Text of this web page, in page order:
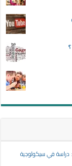
: دراسة في سيكولوجية